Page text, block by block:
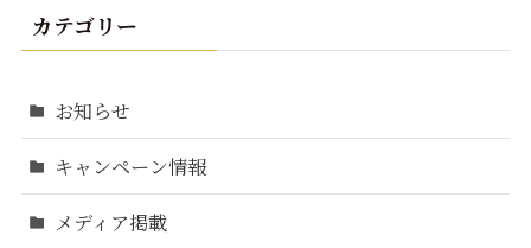
カテゴリー
お知らせ
キャンペーン情報
メディア掲載